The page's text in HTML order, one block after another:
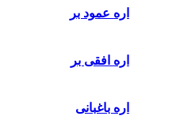
اره عمود بر
اره افقی بر
اره باغبانی